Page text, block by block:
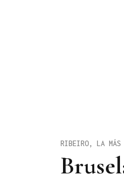
RIBEIRO, LA MÁS